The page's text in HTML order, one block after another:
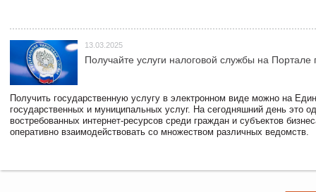
13.03.2025
Получайте услуги налоговой службы на Портале
Получить государственную услугу в электронном виде можно на
государственных и муниципальных услуг. На сегодняшний день это
востребованных интернет-ресурсов среди граждан и субъектов
оперативно взаимодействовать со множеством различных ведомств.